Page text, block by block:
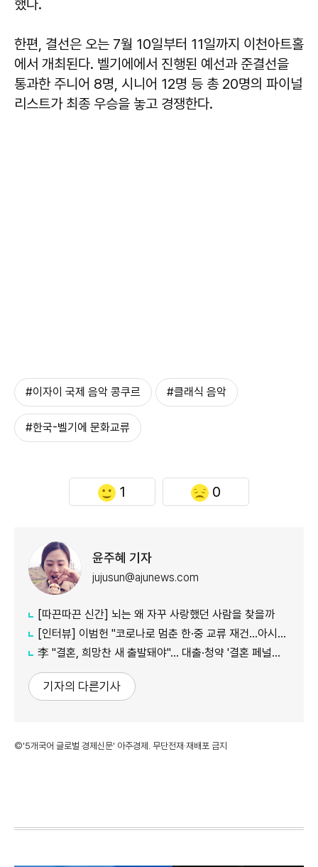
했다.
한편, 결선은 오는 7월 10일부터 11일까지 이천아트홀
에서 개최된다. 벨기에에서 진행된 예선과 준결선을
통과한 주니어 8명, 시니어 12명 등 총 20명의 파이널
리스트가 최종 우승을 놓고 경쟁한다.
#이자이 국제 음악 콩쿠르 #클래식 음악
#한국-벨기에 문화교류
1 0
윤주혜 기자
jujusun@ajunews.com
[따끈따끈 신간] 뇌는 왜 자꾸 사랑했던 사람을 찾을까
[인터뷰] 이범헌 "코로나로 멈춘 한·중 교류 재건…아시아 특화 문화 사업 펼칠 것"
李 "결혼, 희망찬 새 출발돼야"… 대출·청약 '결혼 페널티' 손본다
기자의 다른기사
©'5개국어 글로벌 경제신문' 아주경제. 무단전재·재배포 금지